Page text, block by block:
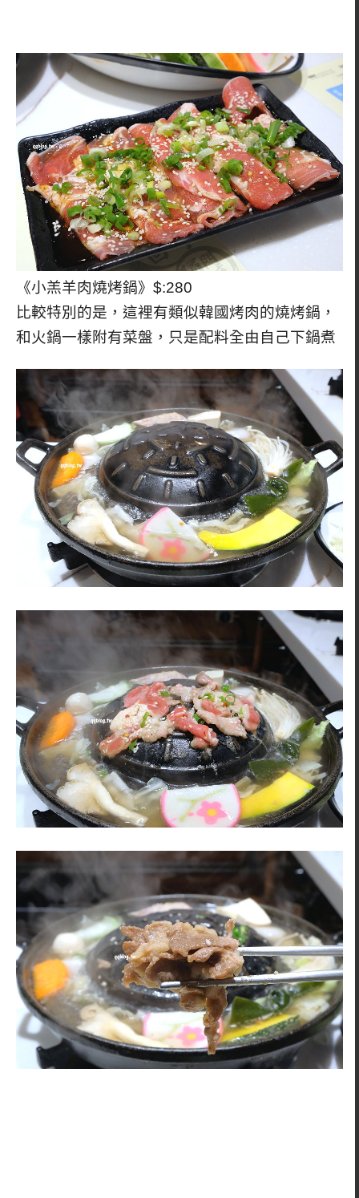
《小羔羊肉燒烤鍋》$:280
比較特別的是，這裡有類似韓國烤肉的燒烤鍋，
和火鍋一樣附有菜盤，只是配料全由自己下鍋煮